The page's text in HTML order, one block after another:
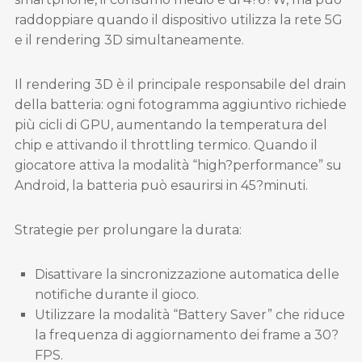
raddoppiare quando il dispositivo utilizza la rete 5G
e il rendering 3D simultaneamente.
Il rendering 3D è il principale responsabile del drain
della batteria: ogni fotogramma aggiuntivo richiede
più cicli di GPU, aumentando la temperatura del
chip e attivando il throttling termico. Quando il
giocatore attiva la modalità “high?performance” su
Android, la batteria può esaurirsi in 45?minuti.
Strategie per prolungare la durata:
Disattivare la sincronizzazione automatica delle
notifiche durante il gioco.
Utilizzare la modalità “Battery Saver” che riduce
la frequenza di aggiornamento dei frame a 30?
FPS.